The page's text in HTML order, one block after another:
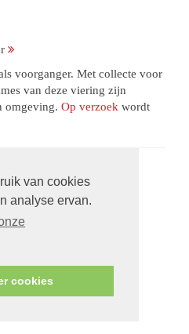
van cookies
analyse ervan.
cookies
voorganger. Met collecte voor
van deze viering zijn
omgeving. Op verzoek wordt